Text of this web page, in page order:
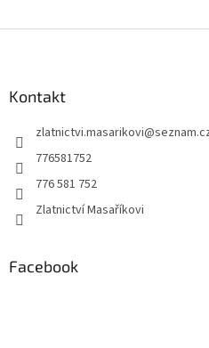
Kontakt
zlatnictvi.masarikovi@
776581752
776 581 752
Zlatnictví Masaříkovi
Facebook